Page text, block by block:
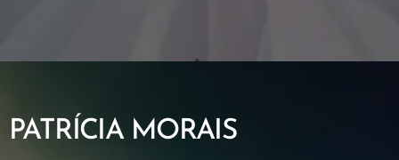
PATRÍCIA MORAIS